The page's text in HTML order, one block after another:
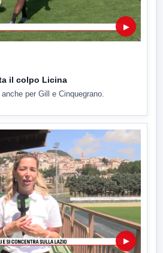
▶
il colpo Licina
per Gill e Cinquegrano.
▶